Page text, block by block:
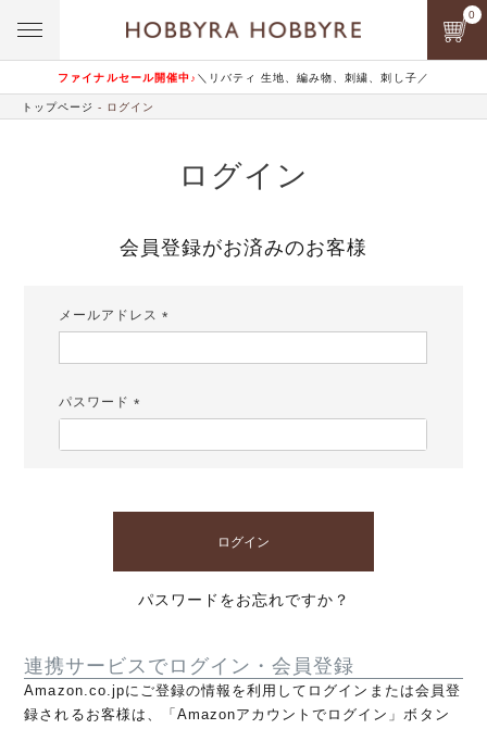
ファイナルセール開催中♪ ＼リバティ 生地、編み物、刺繍、刺し子／
0
トップページ ログイン
ログイン
会員登録がお済みのお客様
メールアドレス
パスワード
ログイン
パスワードをお忘れですか？
連携サービスでログイン・会員登録
Amazon.co.jpにご登録の情報を利用してログインまたは会員登
録されるお客様は、「Amazonアカウントでログイン」ボタン